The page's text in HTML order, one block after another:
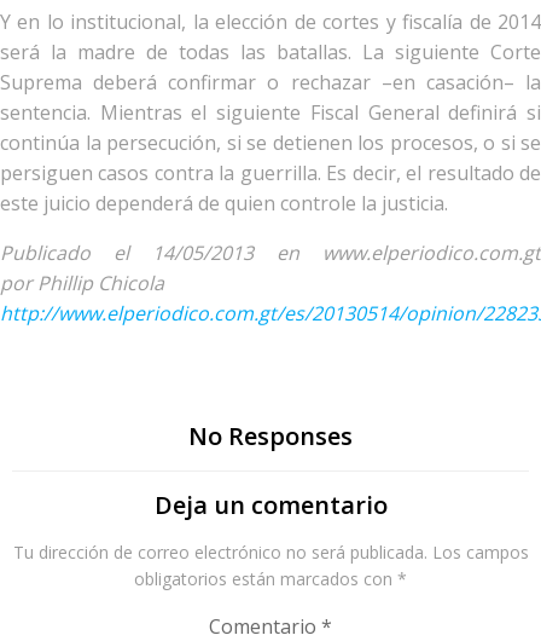
Y en lo institucional, la elección de cortes y fiscalía de 2014
será la madre de todas las batallas. La siguiente Corte
Suprema deberá confirmar o rechazar –en casación– la
sentencia. Mientras el siguiente Fiscal General definirá si
continúa la persecución, si se detienen los procesos, o si se
persiguen casos contra la guerrilla. Es decir, el resultado de
este juicio dependerá de quien controle la justicia.
Publicado el 14/05/2013 en www.elperiodico.com.gt
por Phillip Chicola
http://www.elperiodico.com.gt/es/20130514/opinion/
No Responses
Deja un comentario
Tu dirección de correo electrónico no será publicada. Los campos
obligatorios están marcados con *
Comentario *